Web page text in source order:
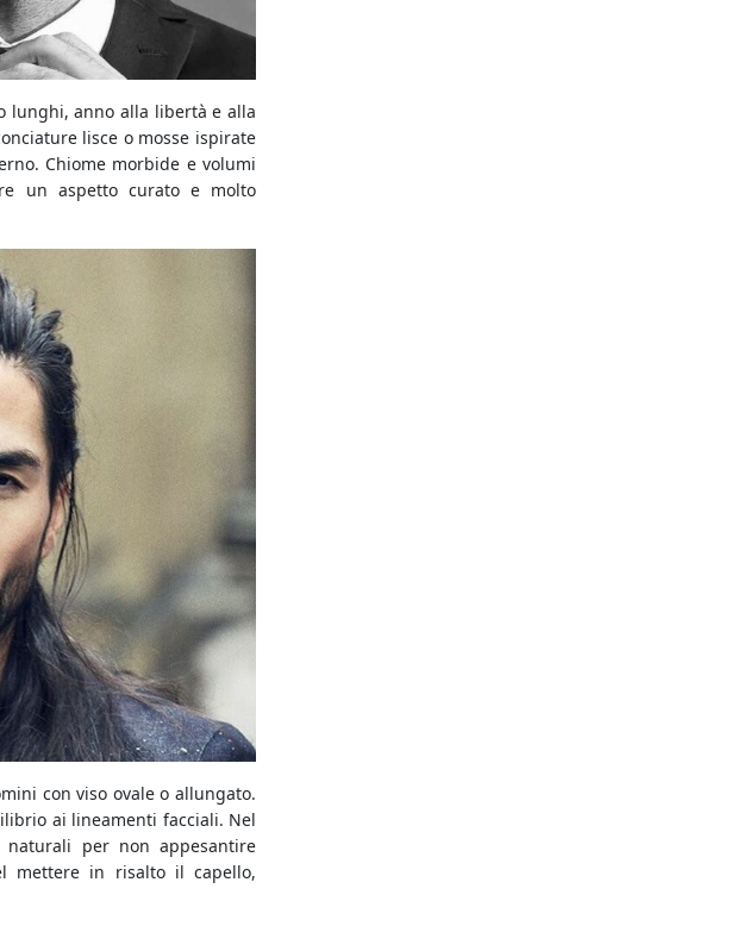
lunghi, anno alla libertà e alla
lisce o mosse ispirate
Chiome morbide e volumi
un aspetto curato e molto
con viso ovale o allungato.
ai lineamenti facciali. Nel
per non appesantire
mettere in risalto il capello,